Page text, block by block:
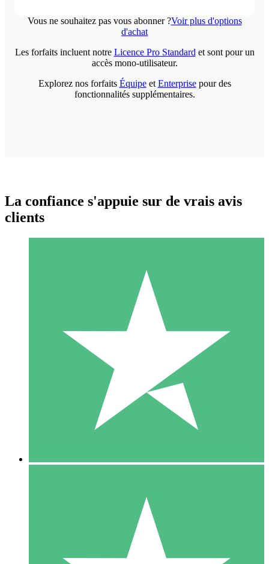
Vous ne souhaitez pas vous abonner ?Voir plus d'options
d'achat
Packs de Crédits Individuels
Payez à l'utilisation avec des crédits de téléchargement. Sans
1 Téléchargement
10 00
10 Téléchargements
20 00
Les forfaits incluent notre Licence Pro Standard et sont pour un
accès mono-utilisateur.
Explorez nos forfaits Équipeet Enterprisepour des
fonctionnalités supplémentaires.
La confiance s'appuie sur de vrais avis
clients